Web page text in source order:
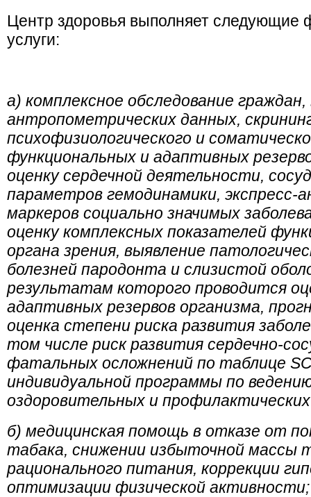
Центр здоровья выполняет следующие
услуги:
а) комплексное обследование
антропометрических данных,
психофизиологического и
функциональных и адаптивных
оценку сердечной деятельности,
параметров гемодинамики, экспресс-
маркеров социально значимых
оценку комплексных показателей
органа зрения, выявление
болезней пародонта и слизистой
результатам которого проводится
адаптивных резервов организма,
оценка степени риска развития
том числе риск развития сердечно-
фатальных осложнений по таблице
индивидуальной программы по
оздоровительных и
б) медицинская помощь в отказе от
табака, снижении избыточной массы
рационального питания, коррекции
оптимизации физической активности;